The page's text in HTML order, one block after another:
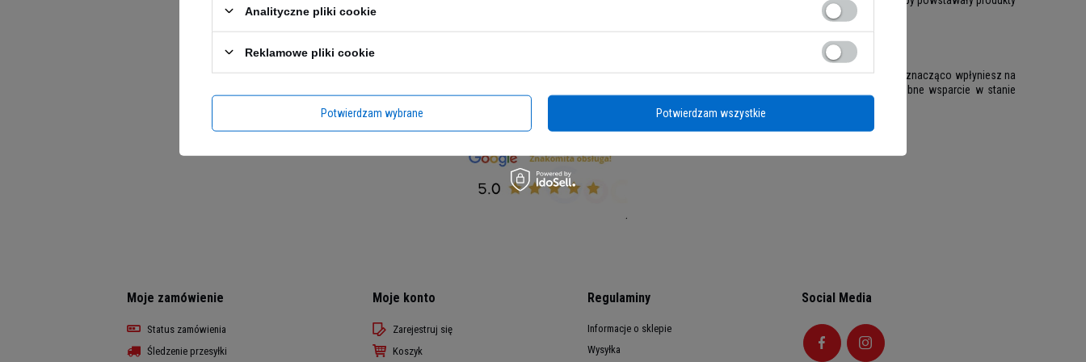
zgodne z oczekiwaniami klientów.
. Za ich sprawą znacząco wpłyniesz na
poprawę stanu włosów i paznokci, łatwiej utrzymasz wątrobę w dobrym zdrowiu. A także dostarczysz organizmowi potrzebne wsparcie w stanie
Moje zamówienie
Status zamówienia
Śledzenie przesyłki
Moje konto
Zarejestruj się
Koszyk
Regulaminy
Informacje o sklepie
Wysyłka
Social Media
Analityczne pliki cookie
Reklamowe pliki cookie
Potwierdzam wybrane Potwierdzam wszystkie